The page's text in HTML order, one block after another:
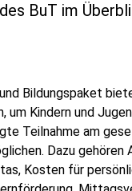
BuT im
Bildungspaket
um Kindern und
Teilnahme am
Dazu gehören
Kosten für